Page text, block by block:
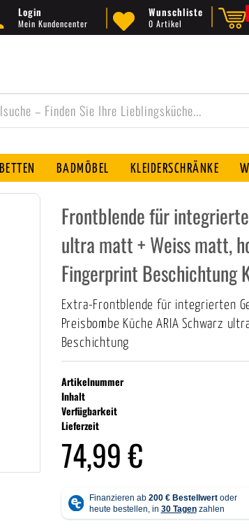
Login
Mein Kundencenter
Wunschliste
0 Artikel
BETTEN BADMÖBEL KLEIDERSCHRÄNKE
Frontblende für
ultra matt + Weiss matt,
Fingerprint Beschichtung
Extra-Frontblende für integrierten
Preisbombe Küche ARIA Schwarz
Beschichtung
Artikelnummer
Inhalt
Verfügbarkeit
Lieferzeit
74,99 €